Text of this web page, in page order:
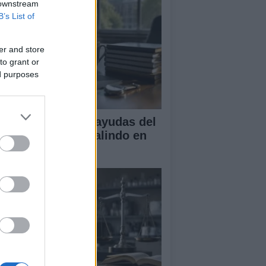
List of
and store
grant or
purposes
obtiene cuatro ayudas del
Beatriz Galindo en